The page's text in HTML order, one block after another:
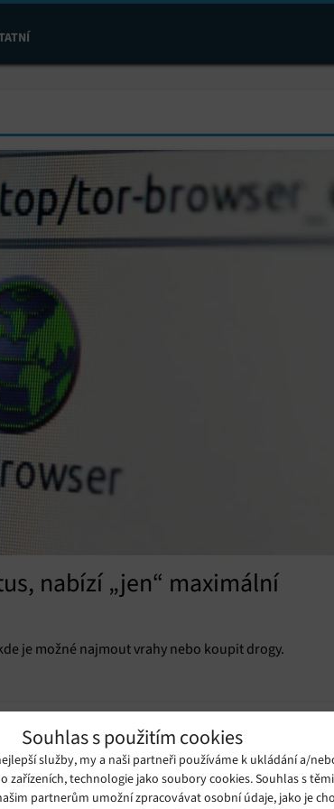
Souhlas s použitím cookies
služby, my a naši partneři používáme k ukládání a/
zařízeních, technologie jako soubory cookies. Souhlas s
partnerům umožní zpracovávat osobní údaje, jako je
nabízí „jen“ maximální
je možné najmout vrahy nebo koupit drogy.